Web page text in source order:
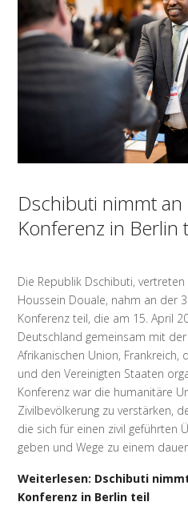
Dschibuti nimmt an
Konferenz in Berlin
Die Republik Dschibuti,
Houssein Douale, nahm an der
Konferenz teil, die am 15. April
Deutschland gemeinsam mit
Afrikanischen Union, Frankreich,
und den Vereinigten Staaten
Konferenz war die humanitäre
Zivilbevölkerung zu verstärken,
die sich für einen zivil geführten
geben und Wege zu einem
Weiterlesen: Dschibuti
Konferenz in Berlin teil